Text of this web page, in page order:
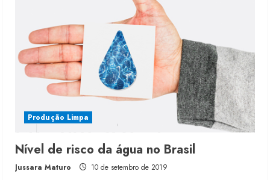
Brasil
Produção Limpa
Nível de risco da água no Brasil
Jussara Maturo 10 de setembro de 2019